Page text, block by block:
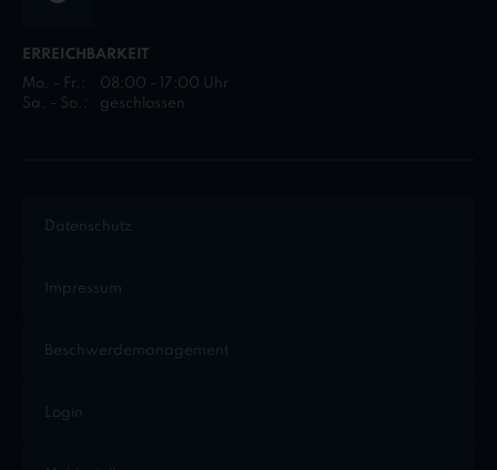
ERREICHBARKEIT
Mo. - Fr.:
08:00 - 17:00 Uhr
Sa. - So.:
geschlossen
Datenschutz
Impressum
Beschwerdemanagement
Login